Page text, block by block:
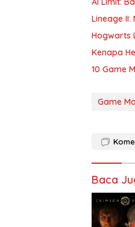
Lineage II:
Hogwarts
Kenapa
10 Game
Game
Baca